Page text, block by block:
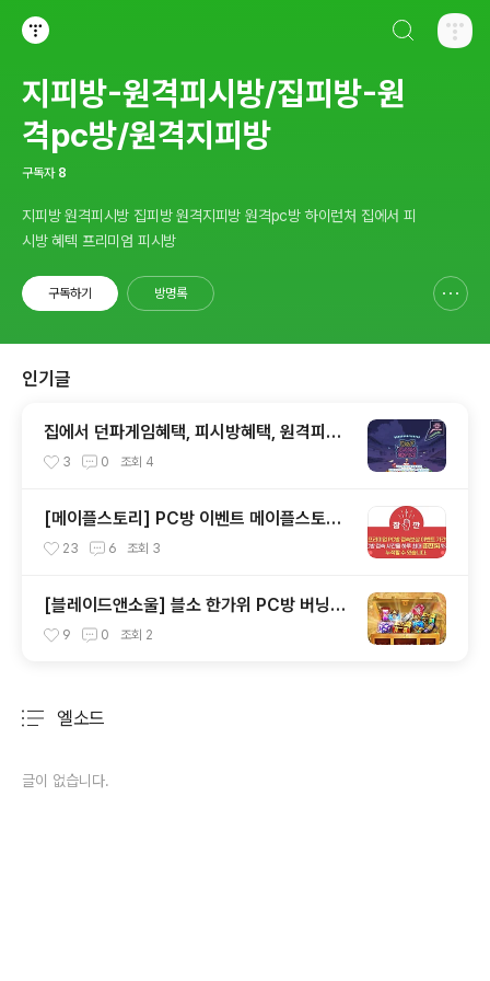
지피방-원격피시방/집피방-원
격pc방/원격지피방
구독자 8
지피방 원격피시방 집피방 원격지피방 원격pc방 하이런처 집에서 피
시방 혜텍 프리미엄 피시방
구독하기 방명록
인기글
집에서 던파게임혜택, 피시방혜택, 원격피시
방, 집피시방, 겜설치가 않되도 어디서든 즐기
3 0 조회 4
[메이플스토리] PC방 이벤트 메이플스토리
프리미엄PC방 지피조이 하이런처 원격피시
23 6 조회 3
[블레이드앤소울] 블소 한가위 PC방 버닝이
벤트 안내입니다. 원격피시방 지피방 집피방
9 0 조회 2
엘소드
글이 없습니다.